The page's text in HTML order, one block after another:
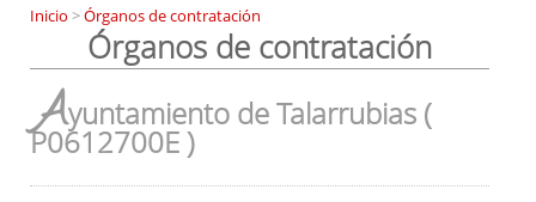
Inicio >Órganos de contratación
Órganos de contratación
Ayuntamiento de Talarrubias (
P0612700E )